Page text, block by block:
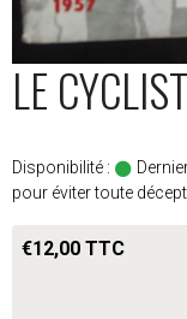
LE
Disponibilité :
pour éviter toute
€12,00 TTC